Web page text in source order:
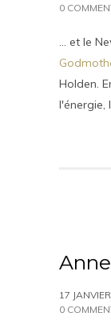
0
… et le
Holden.
l'énergie,
17
0